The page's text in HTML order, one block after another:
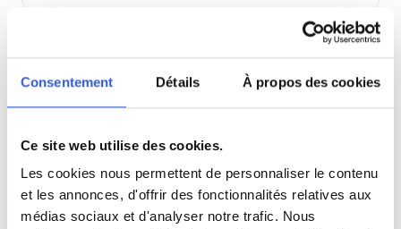
Consentement Détails À propos des cookies
Ce site web utilise des cookies.
Les cookies nous permettent de personnaliser le contenu
et les annonces, d'offrir des fonctionnalités relatives aux
médias sociaux et d'analyser notre trafic. Nous
Terminale (Lycée)
Études supérieures (Supérieur & Adultes)
Adultes (Supérieur & Adultes)